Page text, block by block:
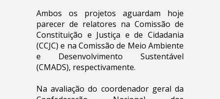
Ambos os projetos aguardam hoje
parecer de relatores na Comissão de
Constituição e Justiça e de Cidadania
(CCJC) e na Comissão de Meio Ambiente
e Desenvolvimento Sustentável
(CMADS), respectivamente.
Na avaliação do coordenador geral da